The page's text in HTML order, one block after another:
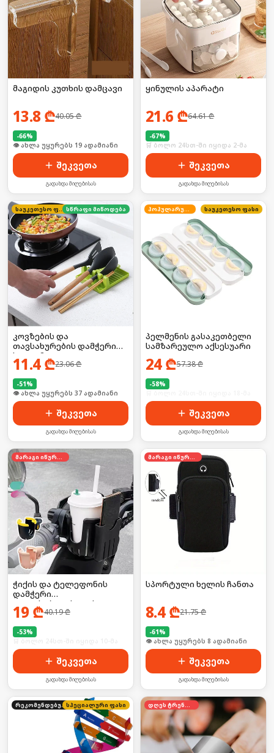
მაგიდის კუთხის დამცავი
13.8 ₾40.05₾
-66%
🛒 ბოლო 24სთ-ში იყიდა 30-მა
შეკვეთა
გადახდა მიღებისას
ყინულის აპარატი
21.6 ₾64.61₾
-67%
🛒 ბოლო 24სთ-ში იყიდა 2-მა
შეკვეთა
გადახდა მიღებისას
საუკეთესო ფასი სწრაფი მიწოდება
კოვზების და
თავსახურების დამჭერი
სადგამი
11.4₾23.06₾
-51%
🛒 ბოლო 24სთ-ში იყიდა 9-მა
შეკვეთა
გადახდა მიღებისას
პოპულარული საუკეთესო ფასი
პელმენის გასაკეთბელი
სამზარეულო აქსესუარი
24₾57.38₾
-58%
შეკვეთა
გადახდა მიღებისას
მარაგი იწურება
ჭიქის და ტელეფონის
დამჭერი
ველოსიპედისთვის
19 ₾40.19₾
-53%
შეკვეთა
გადახდა მიღებისას
მარაგი იწურება
სპორტული ხელის ჩანთა
8.4₾21.75₾
-61%
🛒 ბოლო 24სთ-ში იყიდა 16-მა
შეკვეთა
გადახდა მიღებისას
რეკომენდებულისპეციალური ფასი დღეს ტრენდში